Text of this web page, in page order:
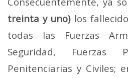
treinta y uno)los
todas las Fuerzas
Seguridad, Fuerzas
Penitenciarias y Civiles;